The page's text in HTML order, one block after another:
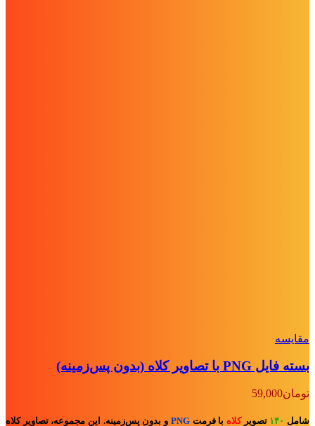
مقايسه
بسته فایل PNG با تصاویر کلاه (بدون پس‌زمینه)
تومان59,000
شامل ۱۴۰ تصویرکلاه با فرمتPNG و بدون پس‌زمینه. این مجموعه، تصاویر کلاه